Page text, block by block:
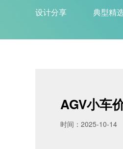
设计分享 典型精
AGV小车
时间：2025-10-14